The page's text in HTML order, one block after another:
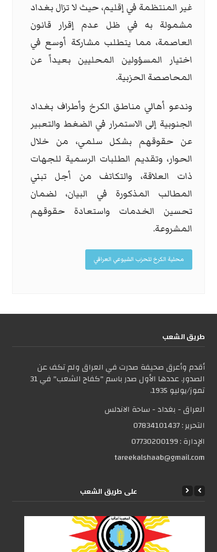
غير المنتظمة في إقليم، حيث لا تزال بغداد
مشمولة به في ظل عدم إقرار قانون
العاصمة، مما يتطلب مشاركة أوسع في
اختيار المسؤولين المحليين بعيداً عن
المحاصصة الحزبية.
وندعو أهالي مناطق الكرخ وأطراف بغداد
الجنوبية إلى الاستمرار في الضغط والتعبير
عن حقوقهم بشكل سلمي، من خلال
الحوار، وتقديم الطلبات الرسمية للجهات
ذات العلاقة، والتكاتف من أجل تبني
المطالب المذكورة في البيان، لضمان
تحسين الخدمات واستعادة حقوقهم
المشروعة.
محلية الكرخ للحزب الشيوعي العراقي
طریق الشعب
أقدم وأعرق صحيفة صدرت في العراق ولم تكف عن
الصدور. عددها الأول صدر باسم "كفاح الشعب" في 31
تموز/يوليو 1935.
العراق - بغداد - ساحة الاندلس
التحریر :07834101437
الإدارة :07730200199
tareekalshaab@gmail.com
علی طریق الشعب